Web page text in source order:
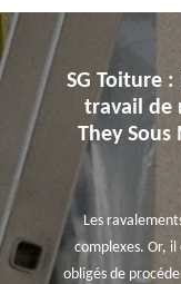
SG Toiture
travail de
They
Les
complexes. Or,
obligés de